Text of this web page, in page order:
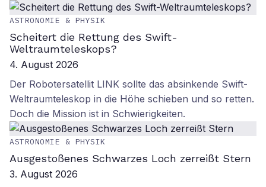
ASTRONOMIE & PHYSIK
Scheitert die Rettung des Swift-
Weltraumteleskops?
4. August 2026
Der Robotersatellit LINK sollte das absinkende Swift-
Weltraumteleskop in die Höhe schieben und so retten.
Doch die Mission ist in Schwierigkeiten.
ASTRONOMIE & PHYSIK
Ausgestoßenes Schwarzes Loch zerreißt Stern
3. August 2026